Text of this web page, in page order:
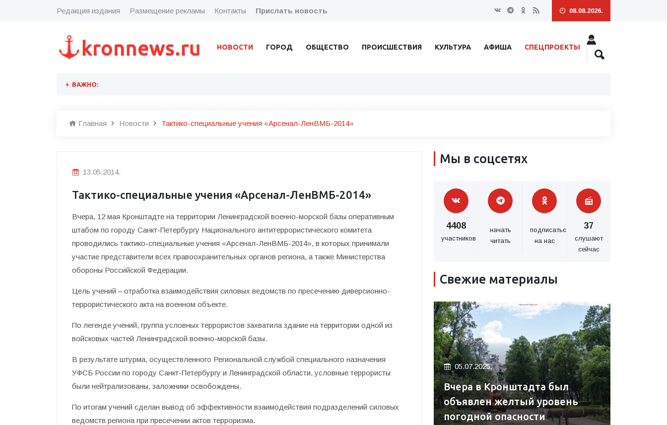
Редакция издания Размещение рекламы Контакты Прислать новость 08.08.2026.
НОВОСТИ ГОРОД ОБЩЕСТВО ПРОИСШЕСТВИЯ КУЛЬТУРА АФИША СПЕЦПРОЕКТЫ
ВАЖНО:
Главная Новости Тактико-специальные учения «Арсенал-ЛенВМБ-2014»
13.05.2014.
Тактико-специальные учения «Арсенал-ЛенВМБ-2014»
Вчера, 12 мая Кронштадте на территории Ленинградской военно-морской базы оперативным
штабом по городу Санкт-Петербургу Национального антитеррористического комитета
проводились тактико-специальные учения «Арсенал-ЛенВМБ-2014», в которых принимали
участие представители всех правоохранительных органов региона, а также Министерства
обороны Российской Федерации.
Цель учений – отработка взаимодействия силовых ведомств по пресечению диверсионно-
террористического акта на военном объекте.
По легенде учений, группа условных террористов захватила здание на территории одной из
войсковых частей Ленинградской военно-морской базы.
В результате штурма, осуществленного Региональной службой специального назначения
УФСБ России по городу Санкт-Петербургу и Ленинградской области, условные террористы
были нейтрализованы, заложники освобождены.
По итогам учений сделан вывод об эффективности взаимодействия подразделений силовых
ведомств региона при пресечении актов терроризма.
Мы в соцсетях
4408
участников
начать
читать
подписаться
на нас
37
слушают
сейчас
Свежие материалы
05.07.2025.
Вчера в Кронштадта был
объявлен желтый уровень
погодной опасности